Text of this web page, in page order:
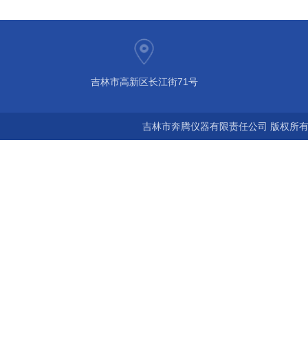
吉林市高新区长江街71号
吉林市奔腾仪器有限责任公司 版权所